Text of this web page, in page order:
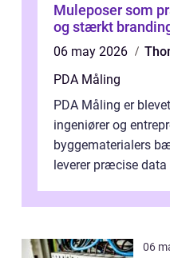
Muleposer som
og stærkt
06 may 2026
PDA Måling
PDA Måling er
ingeniører og
byggematerialers
leverer præcise data
06